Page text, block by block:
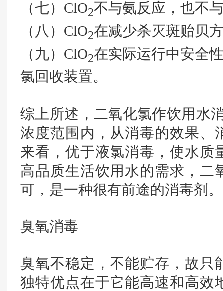
（七）ClO2不与氨反应，也不
（八）ClO2在减少杀灭斑贻贝
（九）ClO2在实际运行中安全
氯回收装置。
综上所述，二氧化氯作饮用水
浓度范围内，从消毒的效果、
来看，优于液氯消毒，使水质
高品质生活饮用水的需求，二
可，是一种很有前途的消毒剂。
臭氧消毒
臭氧不稳定，不能贮存，故只
独特优点在于它能高速和高效